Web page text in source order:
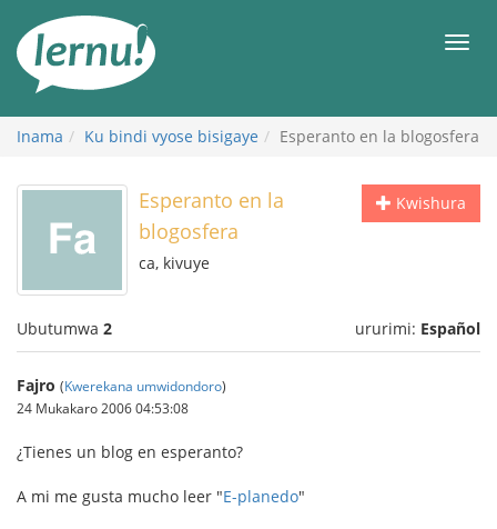
rupapuro
rw'ibirimwo
Inama Ku bindi vyose bisigaye Esperanto en la blogosfera
Kwishura
Esperanto en la
blogosfera
ca, kivuye
Ubutumwa 2 ururimi: Español
Fajro (Kwerekana umwidondoro)
24 Mukakaro 2006 04:53:08
¿Tienes un blog en esperanto?
A mi me gusta mucho leer "E-planedo"